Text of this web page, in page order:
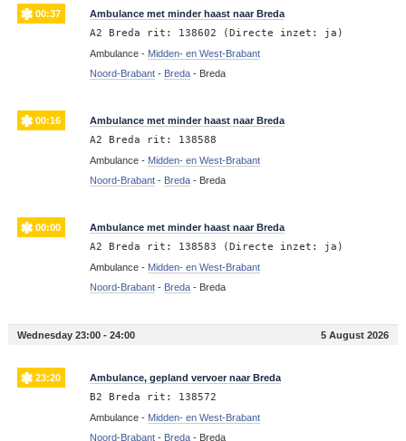
00:37 Ambulance met minder haast naar Breda
A2 Breda rit: 138602 (Directe inzet: ja)
Ambulance - Midden- en West-Brabant
Noord-Brabant- Breda- Breda
00:16 Ambulance met minder haast naar Breda
A2 Breda rit: 138588
Ambulance - Midden- en West-Brabant
Noord-Brabant- Breda- Breda
00:00 Ambulance met minder haast naar Breda
A2 Breda rit: 138583 (Directe inzet: ja)
Ambulance - Midden- en West-Brabant
Noord-Brabant- Breda- Breda
Wednesday 23:00 - 24:00 5 August 2026
23:20 Ambulance, gepland vervoer naar Breda
B2 Breda rit: 138572
Ambulance - Midden- en West-Brabant
Noord-Brabant- Breda- Breda